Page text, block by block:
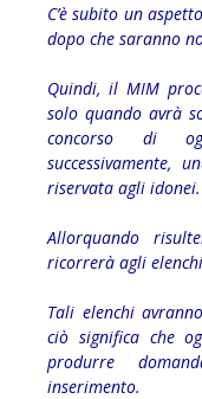
C’è subito un
dopo che saranno
Quindi, il MIM
solo quando avrà
concorso di
successivamente,
riservata agli idonei.
Allorquando
ricorrerà agli
Tali elenchi
ciò significa che
produrre
inserimento.